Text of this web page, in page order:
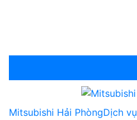
Mitsubishi Hải PhòngDịch vụ